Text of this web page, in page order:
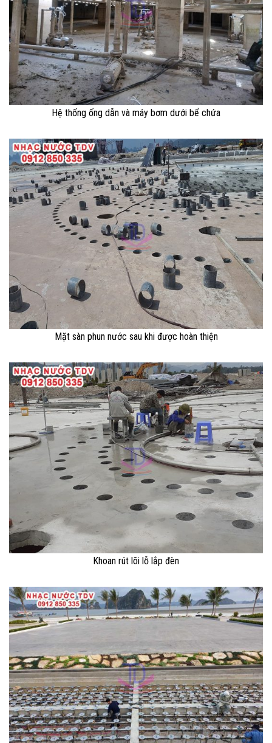
Hệ thống ống dẫn và máy bơm dưới bể chứa
Mặt sàn phun nước sau khi được hoàn thiện
Khoan rút lõi lỗ lắp đèn